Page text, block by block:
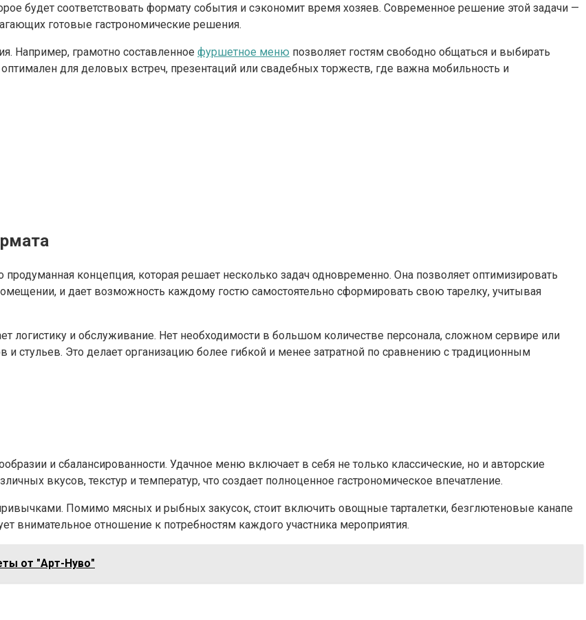
будет соответствовать формату события и сэкономит время хозяев. Современное решение этой задачи —
готовые гастрономические решения.
Например, грамотно составленное фуршетное меню позволяет гостям свободно общаться и выбирать
для деловых встреч, презентаций или свадебных торжеств, где важна мобильность и
концепция, которая решает несколько задач одновременно. Она позволяет оптимизировать
и дает возможность каждому гостю самостоятельно сформировать свою тарелку, учитывая
логистику и обслуживание. Нет необходимости в большом количестве персонала, сложном сервире или
стульев. Это делает организацию более гибкой и менее затратной по сравнению с традиционным
и сбалансированности. Удачное меню включает в себя не только классические, но и авторские
вкусов, текстур и температур, что создает полноценное гастрономическое впечатление.
Помимо мясных и рыбных закусок, стоит включить овощные тарталетки, безглютеновые канапе
внимательное отношение к потребностям каждого участника мероприятия.
от "Арт-Нуво"